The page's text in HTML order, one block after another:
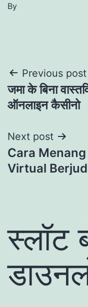
By
Post
Previous post
जमा के बिना
ऑनलाइन कैसीनो
Next post
Cara
Virtual
स्लॉट